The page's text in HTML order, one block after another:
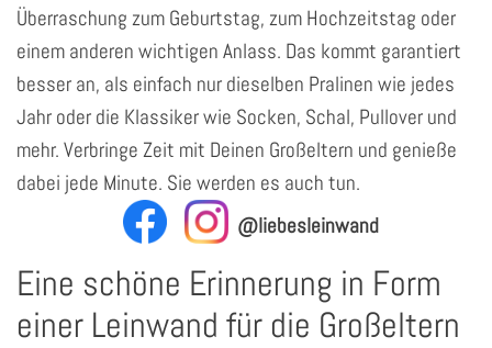
Überraschung zum Geburtstag, zum Hochzeitstag oder
einem anderen wichtigen Anlass. Das kommt garantiert
besser an, als einfach nur dieselben Pralinen wie jedes
Jahr oder die Klassiker wie Socken, Schal, Pullover und
mehr. Verbringe Zeit mit Deinen Großeltern und genieße
dabei jede Minute. Sie werden es auch tun.
@liebesleinwand
Eine schöne Erinnerung in Form
einer Leinwand für die Großeltern